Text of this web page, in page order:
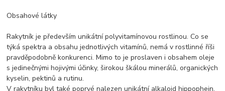
Obsahové látky
Rakytník je především unikátní polyvitamínovou rostlinou. Co se
týká spektra a obsahu jednotlivých vitamínů, nemá v rostlinné říši
pravděpodobně konkurenci. Mimo to je proslaven i obsahem oleje
s jedinečnými hojivými účinky, širokou škálou minerálů, organických
kyselin, pektinů a rutinu.
V rakytníku byl také poprvé nalezen unikátní alkaloid hippophein,